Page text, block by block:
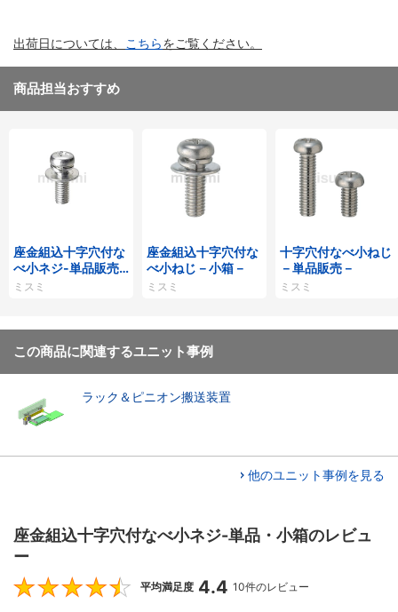
出荷日については、 こちらをご覧ください。
商品担当おすすめ
座金組込十字穴付な
べ小ネジ-単品販売
－
ミスミ
座金組込十字穴付な
べ小ねじ－小箱－
ミスミ
十字穴付なべ小ねじ
－単品販売－
ミスミ
この商品に関連するユニット事例
ラック＆ピニオン搬送装置
他のユニット事例を見る
座金組込十字穴付なべ小ネジ-単品・小箱のレビュ
ー
4.4
平均満足度 4.4 10件のレビュー